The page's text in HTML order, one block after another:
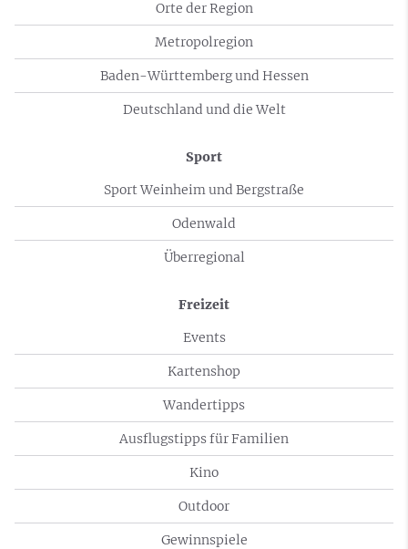
Orte der Region
Metropolregion
Baden-Württemberg und Hessen
Deutschland und die Welt
Sport
Sport Weinheim und Bergstraße
Odenwald
Überregional
Freizeit
Events
Kartenshop
Wandertipps
Ausflugstipps für Familien
Kino
Outdoor
Gewinnspiele